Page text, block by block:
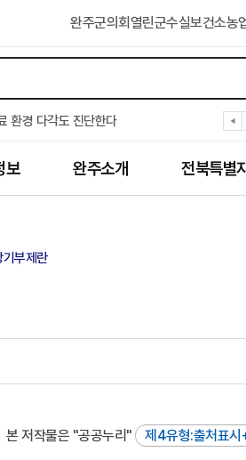
완주군의회 열린군수실보건소농
제’ 개편 운영
우산 지원으로 치과 치료
환경 다각도 진단한다
어 “내 건강 변화 직접 확인”
청소년 안전 지킨다”
직원 만나 미래 진로 그린다
시원키트’ 60세트 기탁
경 농업인 현장 목소리 경청
보 완주소개 전북특별
기부제란
본 저작물은 "공공누리" 제4유형:출처표시